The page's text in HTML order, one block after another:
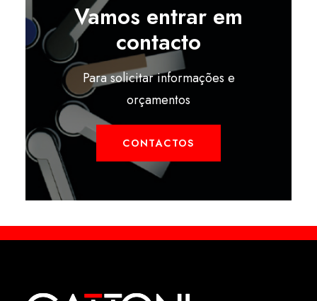
Vamos entrar em
contacto
Para solicitar informações e
orçamentos
CONTACTOS